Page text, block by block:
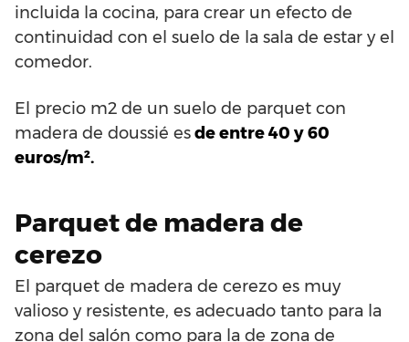
incluida la cocina, para crear un efecto de
continuidad con el suelo de la sala de estar y el
comedor.
El precio m2 de un suelo de parquet con
madera de doussié esde entre 40 y 60
euros/m².
Parquet de madera de
cerezo
El parquet de madera de cerezo es muy
valioso y resistente, es adecuado tanto para la
zona del salón como para la de zona de